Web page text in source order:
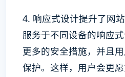
4. 响应式设计提升了网站
服务于不同设备的响应
更多的安全措施，并且
保护。这样，用户会更